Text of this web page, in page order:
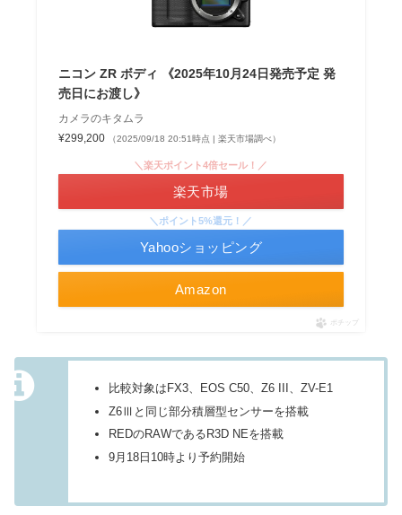
ニコン ZR ボディ 《2025年10月24日発売予定 発
売日にお渡し》
カメラのキタムラ
¥299,200
（2025/09/18 20:51時点 | 楽天市場調べ）
Amazon
＼楽天ポイント4倍セール！／
楽天市場
＼ポイント5%還元！／
Yahooショッピング
ポチップ
比較対象はFX3、EOS C50、Z6 III、ZV-E1
Z6Ⅲと同じ部分積層型センサーを搭載
REDのRAWであるR3D NEを搭載
9月18日10時より予約開始